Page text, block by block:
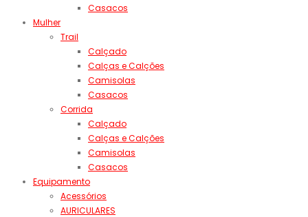
Casacos
Mulher
Trail
Calçado
Calças e Calções
Camisolas
Casacos
Corrida
Calçado
Calças e Calções
Camisolas
Casacos
Equipamento
Acessórios
AURICULARES